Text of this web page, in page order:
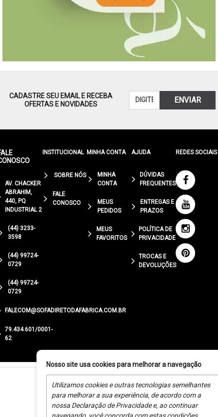
CADASTRE SEU EMAIL E RECEBA
OFERTAS E NOVIDADES
ENVIAR
AV. CHACKER
ABRAHIM,
440, PQ
INDUSTRIAL 2
(44) 3233-
3598
(44) 99724-
0729
(44) 99724-
0729
FALECOM@SOFADIRETODAFABRICA.COM.BR
79.434.601/0001-
62
INSTITUCIONAL
SOBRE NÓS
FALE
CONOSCO
MINHA CONTA
MINHA
CONTA
MEUS
PEDIDOS
MEUS
FAVORITOS
AJUDA
DÚVIDAS
FREQUENTES
ENTREGAS E
PRAZOS
POLÍTICA DE
PRIVACIDADE
TROCAS E
DEVOLUÇÕES
REDES SOCIAIS
Nosso site usa cookies para melhorar a navegação
Utilizamos cookies e outras tecnologias semelhantes
para melhorar a sua experiência, de acordo com a
nossa Declaração de Privacidade e, ao continuar